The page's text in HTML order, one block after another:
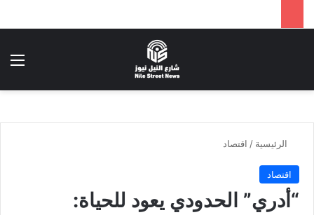
الرئيسية / اقتصاد
اقتصاد
“أدري” الحدودي يعود للحياة: